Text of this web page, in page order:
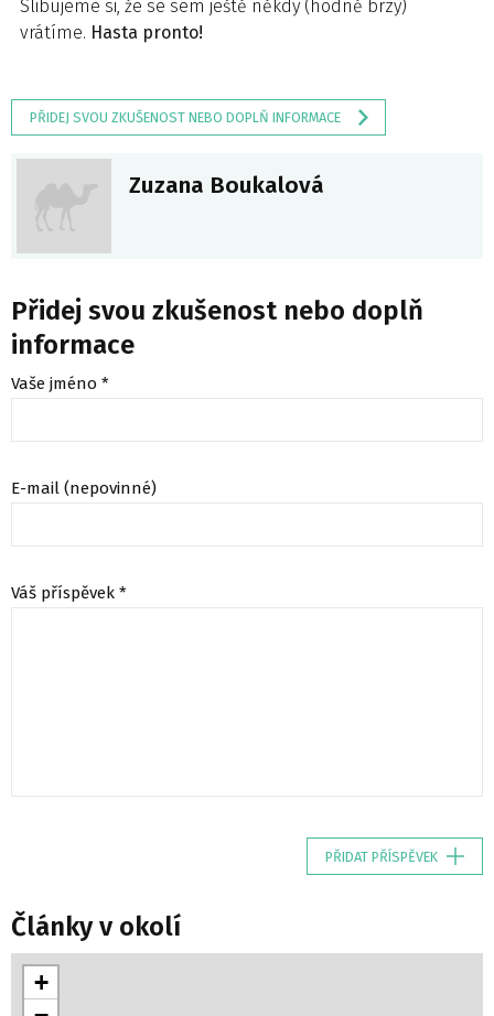
Slibujeme si, že se sem ještě někdy (hodně brzy)
vrátíme. Hasta pronto!
PŘIDEJ SVOU ZKUŠENOST NEBO DOPLŇ INFORMACE
Zuzana Boukalová
Přidej svou zkušenost nebo doplň
informace
Vaše jméno *
E-mail (nepovinné)
Váš příspěvek *
PŘIDAT PŘÍSPĚVEK
Články v okolí
+